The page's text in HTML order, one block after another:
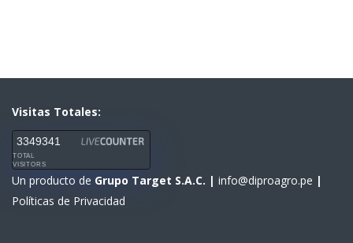
Visitas Totales:
3349341
TOTAL
VISITORS
Un producto de Grupo Target S.A.C. | info@diproagro.pe |
Políticas de Privacidad